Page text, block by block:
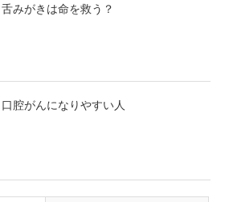
舌みがきは命を救う？
口腔がんになりやすい人